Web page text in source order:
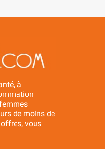
à
de moins de
vous